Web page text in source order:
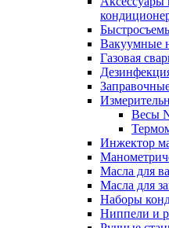
Вакуумные
Газовая
Весы
Инжектор
Масла для
Масла для
Наборы
Ниппели и